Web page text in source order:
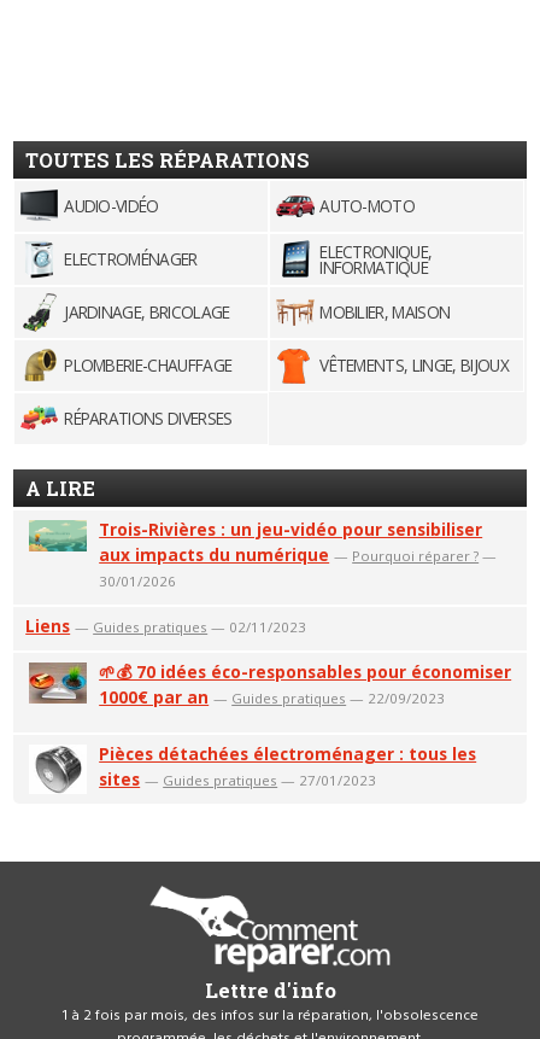
TOUTES LES RÉPARATIONS
AUDIO-VIDÉO AUTO-MOTO
ELECTROMÉNAGER ELECTRONIQUE,
INFORMATIQUE
JARDINAGE, BRICOLAGE
MOBILIER, MAISON
PLOMBERIE-CHAUFFAGE VÊTEMENTS, LINGE, BIJOUX
RÉPARATIONS DIVERSES
A LIRE
Trois-Rivières : un jeu-vidéo pour sensibiliser
aux impacts du numérique — Pourquoi réparer ? —
30/01/2026
Liens — Guides pratiques — 02/11/2023
🌱💰 70 idées éco-responsables pour économiser
1000€ par an — Guides pratiques — 22/09/2023
Pièces détachées électroménager : tous les
sites — Guides pratiques — 27/01/2023
Lettre d'info
1 à 2 fois par mois, des infos sur la réparation, l'obsolescence